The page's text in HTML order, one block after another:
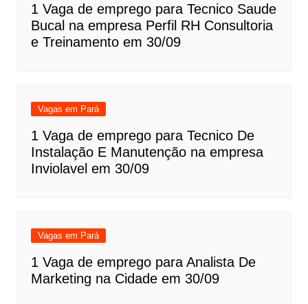
1 Vaga de emprego para Tecnico Saude
Bucal na empresa Perfil RH Consultoria
e Treinamento em 30/09
Vagas em Pará
1 Vaga de emprego para Tecnico De
Instalação E Manutenção na empresa
Inviolavel em 30/09
Vagas em Pará
1 Vaga de emprego para Analista De
Marketing na Cidade em 30/09